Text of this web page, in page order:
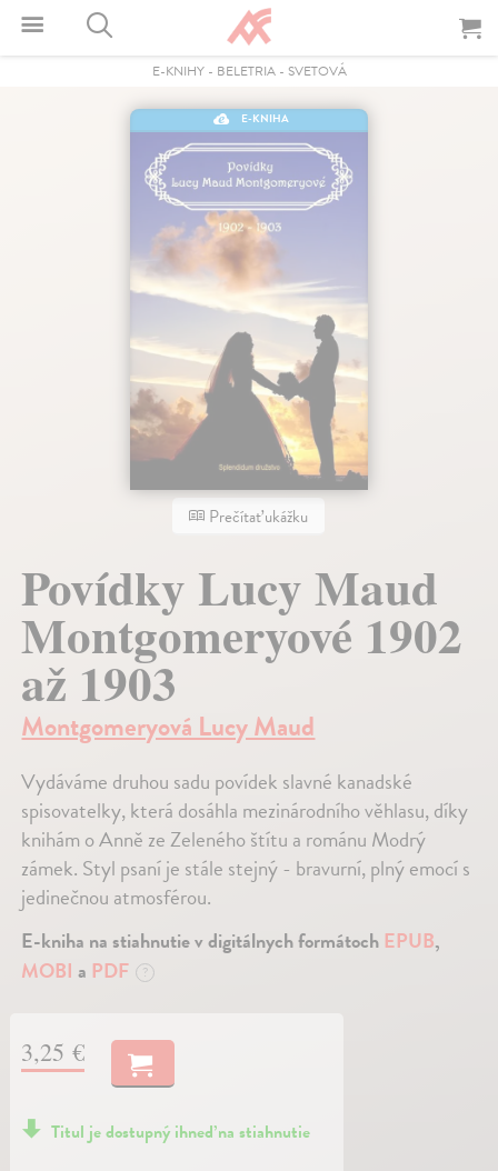
E-KNIHY- BELETRIA- SVETOVÁ
E-KNIHA
Prečítať ukážku
Povídky Lucy Maud
Montgomeryové 1902
až 1903
Montgomeryová Lucy Maud
Vydáváme druhou sadu povídek slavné kanadské
spisovatelky, která dosáhla mezinárodního věhlasu, díky
knihám o Anně ze Zeleného štítu a románu Modrý
zámek. Styl psaní je stále stejný - bravurní, plný emocí s
jedinečnou atmosférou.
E-kniha na stiahnutie v digitálnych formátoch EPUB,
MOBI a PDF ?
3,25 €
Titul je dostupný ihneď na stiahnutie